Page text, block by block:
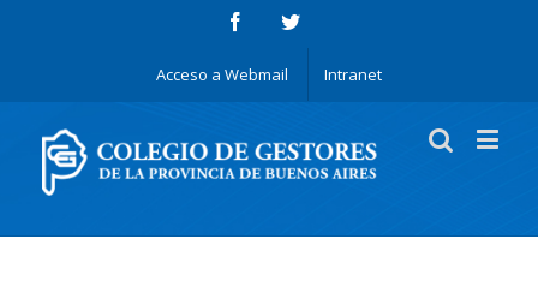
Acceso a Webmail Intranet